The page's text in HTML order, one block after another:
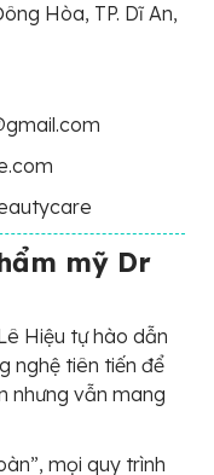
Hòa, TP. Dĩ An,
mỹ Dr
Hiệu tự hào dẫn
nghệ tiên tiến để
nhưng vẫn mang
mọi quy trình